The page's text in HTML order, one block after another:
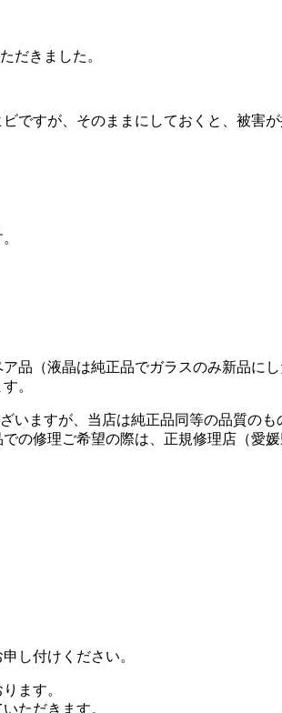
だきました。
ですが、そのままにしておくと、被害
品（液晶は純正品でガラスのみ新品にし
。
いますが、当店は純正品同等の品質のも
の修理ご希望の際は、正規修理店（愛
し付けください。
ます。
ただきます。